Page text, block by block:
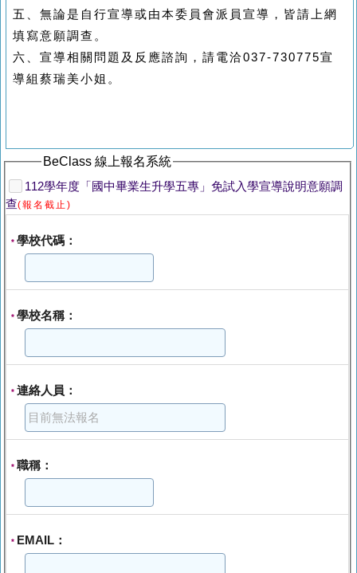
五、無論是自行宣導或由本委員會派員宣導，皆請上網
填寫意願調查。
六、宣導相關問題及反應諮詢，請電洽037-730775宣
導組蔡瑞美小姐。
BeClass 線上報名系統
112學年度「國中畢業生升學五專」免試入學宣導說明意願調
查(報名截止)
* 學校代碼：
* 學校名稱：
* 連絡人員：
* 職稱：
* EMAIL：